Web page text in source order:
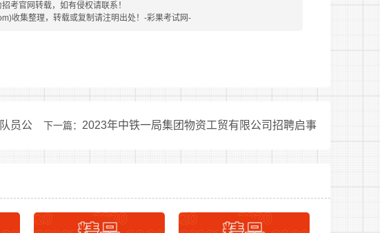
，在禁考期内的;
组织或从事其他危害国家安全活动的;
疤痕及其他标志等;
考官网转载，如有侵权请联系！
收集整理，转载或复制请注明出处！-彩果考试网-
员公 下一篇： 2023年中铁一局集团物资工贸有限公司招聘启事